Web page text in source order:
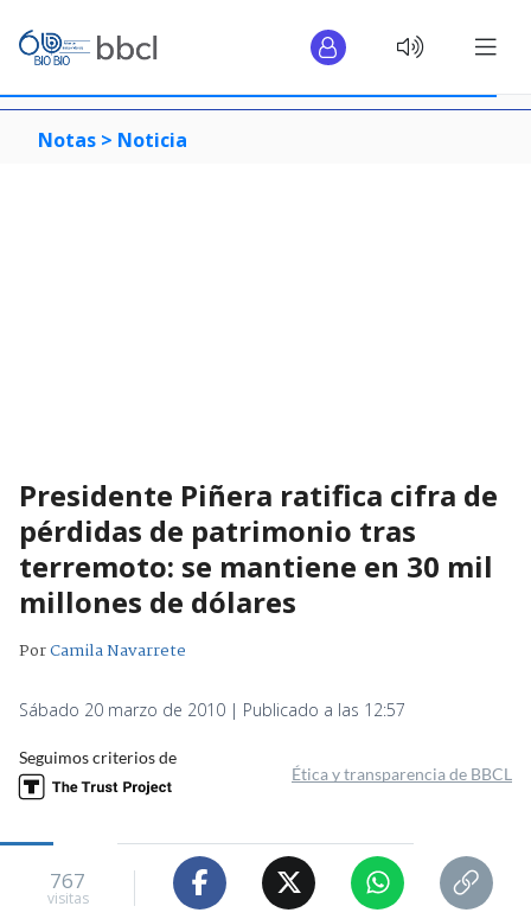
Notas > Noticia
Presidente Piñera ratifica cifra de
pérdidas de patrimonio tras
terremoto: se mantiene en 30 mil
millones de dólares
PorCamila Navarrete
Sábado 20 marzo de 2010 | Publicado a las 12:57
Seguimos criterios de
Ética y transparencia de BBCL
767
visitas